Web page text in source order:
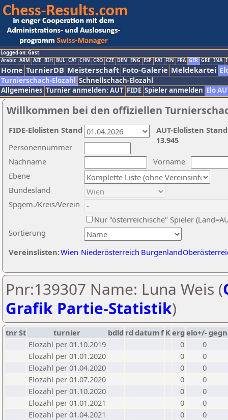
Logged on: Gast
Arabic ARM AZE BIH BUL CAT CHN CRO CZE DEN ENG ESP FAI FIN FRA GER GRE INA
Home TurnierDB Meisterschaft Foto-Galerie Meldekartei
Turnierschach-Elozahl Schnellschach-Elozahl
Allgemeines Turnier anmelden: AUT FIDE Spieler anmelden Elo
Willkommen bei den offiziellen
Nachname
Vorname
Ebene
Sortierung
Personennummer
Bundesland
Spgem./Kreis/Verein
Nur "österreichische" Spieler
Vereinslisten:Wien Niederösterreich Burgenland
AUT-Elolisten
13.945
FIDE-Elolisten Stand
Pnr:139307 Name: Luna Weis (
Grafik Partie-Statistik)
tnrSt turnier bdld rd datumf Kerg elo+/-
Elozahl per 01.10.2019
0
0
Elozahl per 01.01.2020
0
0
Elozahl per 01.04.2020
0
0
Elozahl per 01.07.2020
0
0
Elozahl per 01.10.2020
0
0
Elozahl per 01.01.2021
0
0
Elozahl per 01.04.2021
0
0